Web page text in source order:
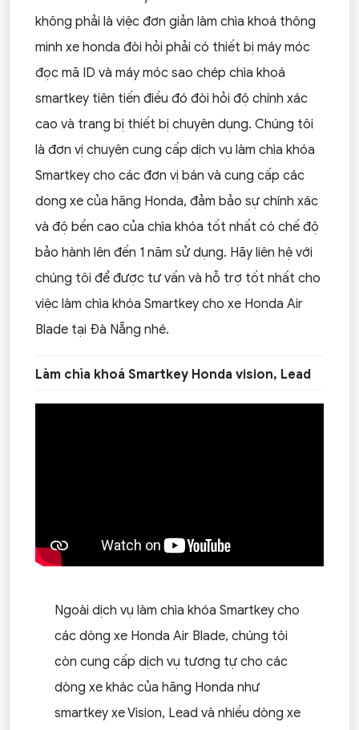
không phải là việc đơn giản làm chìa khoá thông
minh xe honda đòi hỏi phải có thiết bị máy móc
đọc mã ID và máy móc sao chép chìa khoá
smartkey tiên tiến điều đó đòi hỏi độ chính xác
cao và trang bị thiết bị chuyên dụng. Chúng tôi
là đơn vị chuyên cung cấp dịch vụ làm chìa khóa
Smartkey cho các đơn vị bán và cung cấp các
dong xe của hãng Honda, đảm bảo sự chính xác
và độ bền cao của chìa khóa tốt nhất có chế độ
bảo hành lên đến 1 năm sử dụng. Hãy liên hệ với
chúng tôi để được tư vấn và hỗ trợ tốt nhất cho
việc làm chìa khóa Smartkey cho xe Honda Air
Blade tại Đà Nẵng nhé.
Làm chìa khoá Smartkey Honda vision, Lead
Ngoài dịch vụ làm chìa khóa Smartkey cho
các dòng xe Honda Air Blade, chúng tôi
còn cung cấp dịch vụ tương tự cho các
dòng xe khác của hãng Honda như
smartkey xe Vision, Lead và nhiều dòng xe